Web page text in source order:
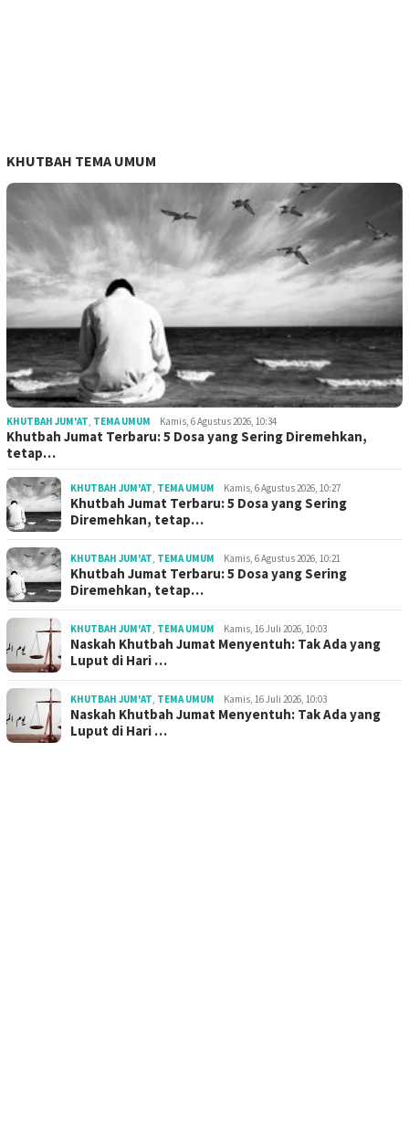
KHUTBAH TEMA UMUM
KHUTBAH JUM'AT, TEMA UMUM Kamis, 6 Agustus 2026, 10:34
Khutbah Jumat Terbaru: 5 Dosa yang Sering Diremehkan,
tetap…
KHUTBAH JUM'AT, TEMA UMUM Kamis, 6 Agustus 2026, 10:27
Khutbah Jumat Terbaru: 5 Dosa yang Sering
Diremehkan, tetap…
KHUTBAH JUM'AT, TEMA UMUM Kamis, 6 Agustus 2026, 10:21
Khutbah Jumat Terbaru: 5 Dosa yang Sering
Diremehkan, tetap…
KHUTBAH JUM'AT, TEMA UMUM Kamis, 16 Juli 2026, 10:03
Naskah Khutbah Jumat Menyentuh: Tak Ada yang
Luput di Hari …
KHUTBAH JUM'AT, TEMA UMUM Kamis, 16 Juli 2026, 10:03
Naskah Khutbah Jumat Menyentuh: Tak Ada yang
Luput di Hari …